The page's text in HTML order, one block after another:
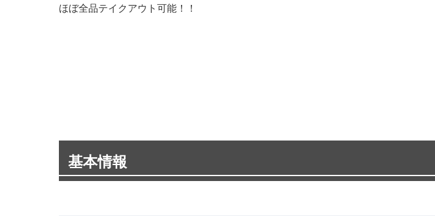
ほぼ全品テイクアウト可能！！
基本情報